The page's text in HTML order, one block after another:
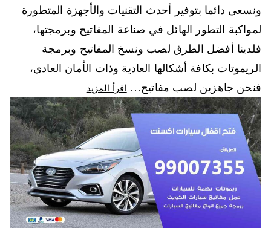
ونسعى دائما بتوفير أحدث التقنيات والأجهزة المتطورة
لمواكبة التطور الهائل في صناعة المفاتيح وبرمجتها،
فلدينا أفضل الطرق لصب ونسخ المفاتيح وبرمجة
الريموتات بكافة أشكالها العادية وذات الأمان العادي،
فنحن جاهزين لصب مفاتيح…
اقرأ المزيد